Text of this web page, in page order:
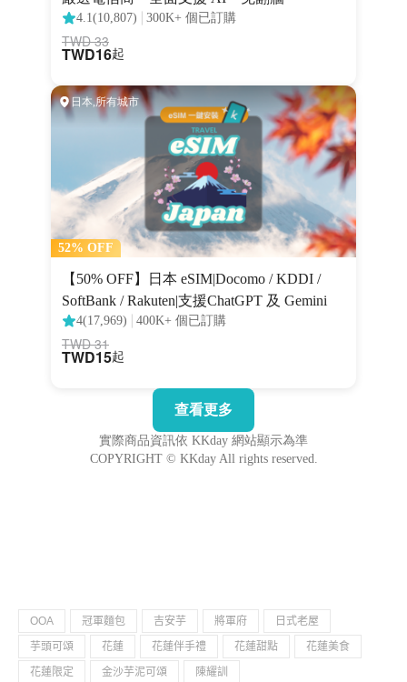
OOA 冠軍麵包 吉安芋 將軍府
日式老屋
芋頭可頌
花蓮 花蓮伴手禮 花蓮甜點
花蓮美食
花蓮限定
金沙芋泥可頌 陳耀訓